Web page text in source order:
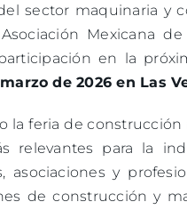
sector maquinaria y
Mexicana
en la
de 2026 en Las
la feria de
relevantes para la
asociaciones y
de construcción y